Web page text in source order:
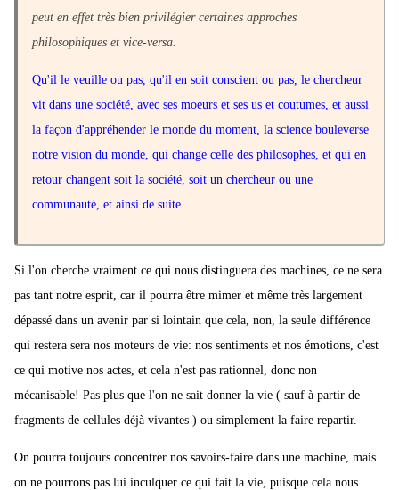
peut en effet très bien privilégier certaines approches
philosophiques et vice-versa.
Qu'il le veuille ou pas, qu'il en soit conscient ou pas, le chercheur
vit dans une société, avec ses moeurs et ses us et coutumes, et aussi
la façon d'appréhender le monde du moment, la science bouleverse
notre vision du monde, qui change celle des philosophes, et qui en
retour changent soit la société, soit un chercheur ou une
communauté, et ainsi de suite....
Si l'on cherche vraiment ce qui nous distinguera des machines, ce ne sera
pas tant notre esprit, car il pourra être mimer et même très largement
dépassé dans un avenir par si lointain que cela, non, la seule différence
qui restera sera nos moteurs de vie: nos sentiments et nos émotions, c'est
ce qui motive nos actes, et cela n'est pas rationnel, donc non
mécanisable! Pas plus que l'on ne sait donner la vie ( sauf à partir de
fragments de cellules déjà vivantes ) ou simplement la faire repartir.
On pourra toujours concentrer nos savoirs-faire dans une machine, mais
on ne pourrons pas lui inculquer ce qui fait la vie, puisque cela nous